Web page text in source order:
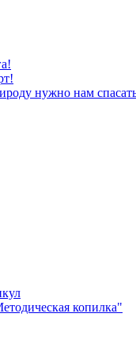
нужно нам
копилка"